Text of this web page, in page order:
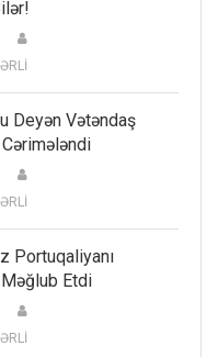
Deyən Vətəndaş
Portuqaliyanı
Etdi